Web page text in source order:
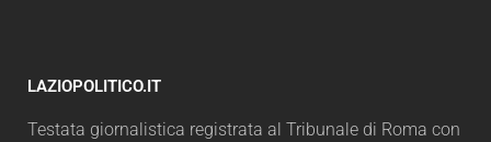
LAZIOPOLITICO.IT
Testata giornalistica registrata al Tribunale di Roma con